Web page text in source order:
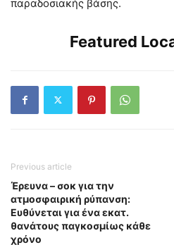
παραδοσιακής βάσης.
Featured
Previous article
Έρευνα – σοκ για την
ατμοσφαιρική ρύπανση:
Ευθύνεται για ένα εκατ.
θανάτους παγκοσμίως κάθε
χρόνο